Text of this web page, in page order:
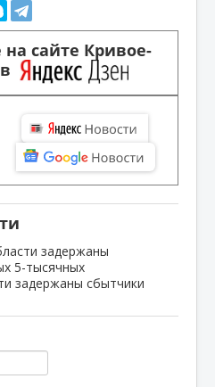
сайте Кривое-
задержаны
5-тысячных
задержаны сбытчики